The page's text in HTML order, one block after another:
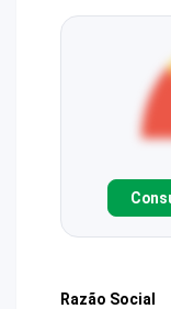
Razão Social